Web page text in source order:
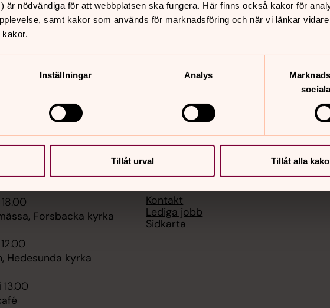
är nödvändiga för att webbplatsen ska fungera. Här finns också kakor för
samt kakor som används för marknadsföring och när vi länkar
Inställningar Analys
Tillåt urval Tillåt alla
Forsbacka kyrka
Hedesunda kyrka
13.00
Hitta snabbt
Kontakt
Lediga jobb
Sidkarta